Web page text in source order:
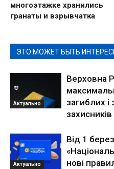
многоэтажке хранились
гранаты и взрывчатка
ЭТО МОЖЕТ БЫТЬ
Актуально
Верховна
загиблих і
Актуально
Від 1
нові